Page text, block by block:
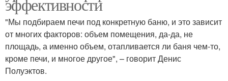
"Мы подбираем печи под конкретную баню, и это зависит
от многих факторов: объем помещения, да-да, не
площадь, а именно объем, отапливается ли баня чем-то,
кроме печи, и многое другое", – говорит Денис
Полуэктов.